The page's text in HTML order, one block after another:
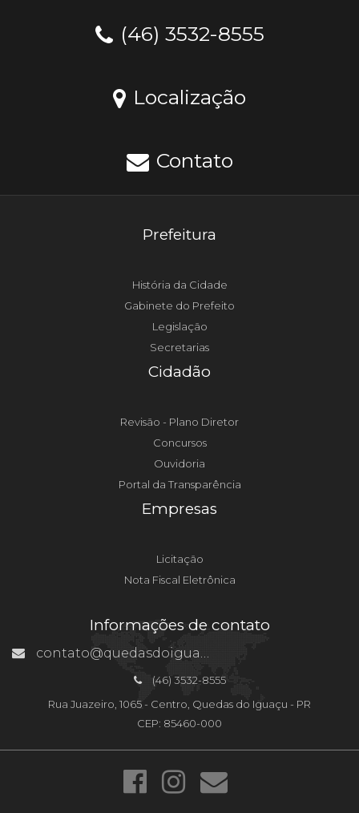
(46) 3532-8555
Localização
Contato
Prefeitura
História da Cidade
Gabinete do Prefeito
Legislação
Secretarias
Cidadão
Revisão - Plano Diretor
Concursos
Ouvidoria
Portal da Transparência
Empresas
Licitação
Nota Fiscal Eletrônica
Informações de contato
contato@quedasdoiguacu.pr.gov.br
(46) 3532-8555
Rua Juazeiro, 1065 - Centro, Quedas do Iguaçu - PR
CEP: 85460-000